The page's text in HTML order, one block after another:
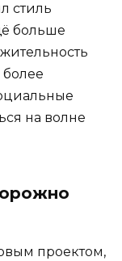
стиль
больше
на волне
проектом,